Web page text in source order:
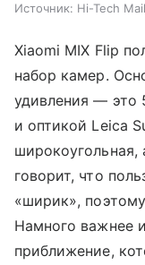
Источник: Hi-Tech Mail
Xiaomi MIX Flip
набор камер.
удивления — это
и оптикой Leica
широкоугольная,
говорит, что
«ширик»,
Намного важнее
приближение,